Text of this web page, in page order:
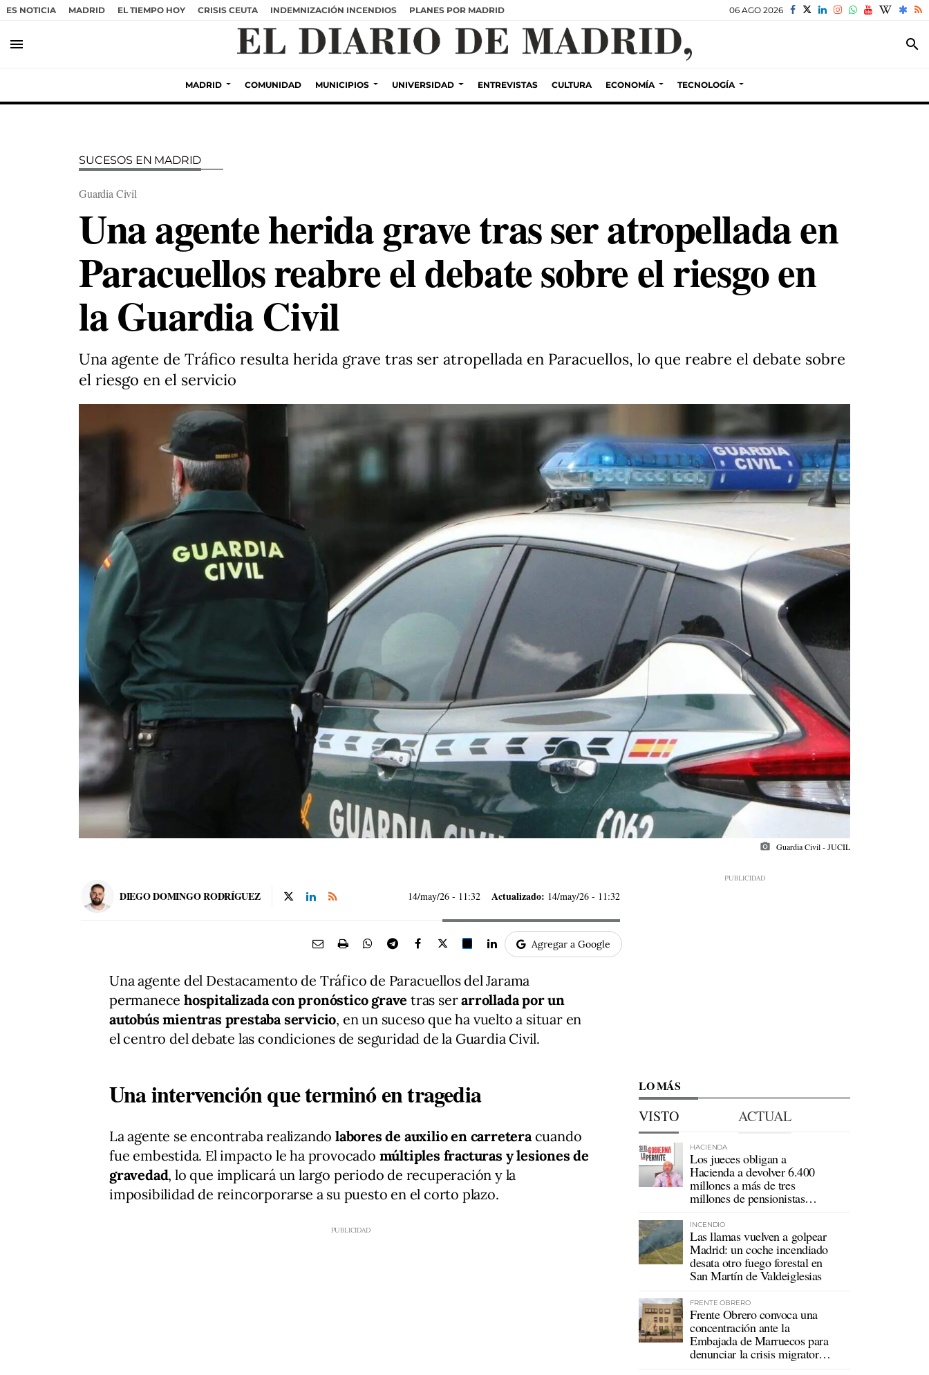
ES NOTICIA MADRID EL TIEMPO HOY CRISIS CEUTA INDEMNIZACIÓN INCENDIOS PLANES POR MADRID 06 AGO 2026
menu search
MADRID COMUNIDAD MUNICIPIOS UNIVERSIDAD ENTREVISTAS CULTURA ECONOMÍA TECNOLOGÍA
SUCESOS EN MADRID
Guardia Civil
Una agente herida grave tras ser atropellada en
Paracuellos reabre el debate sobre el riesgo en
la Guardia Civil
Una agente de Tráfico resulta herida grave tras ser atropellada en Paracuellos, lo que reabre el debate sobre
el riesgo en el servicio
photo_camera Guardia Civil - JUCIL
DIEGO DOMINGO RODRÍGUEZ 14/may/26 - 11:32 Actualizado: 14/may/26 - 11:32
Agregar a Google
Una agente del Destacamento de Tráfico de Paracuellos del Jarama
permanecehospitalizada con pronóstico grave tras serarrollada por un
autobús mientras prestaba servicio, en un suceso que ha vuelto a situar en
el centro del debate las condiciones de seguridad de la Guardia Civil.
Una intervención que terminó en tragedia
La agente se encontraba realizando labores de auxilio en carreteracuando
fue embestida. El impacto le ha provocado múltiples fracturas y lesiones de
gravedad, lo que implicará un largo periodo de recuperación y la
imposibilidad de reincorporarse a su puesto en el corto plazo.
LO MÁS
VISTO ACTUAL
HACIENDA
Los jueces obligan a
Hacienda a devolver 6.400
millones a más de tres
millones de pensionistas
INCENDIO
Las llamas vuelven a golpear
Madrid: un coche incendiado
desata otro fuego forestal en
San Martín de Valdeiglesias
FRENTE OBRERO
Frente Obrero convoca una
concentración ante la
Embajada de Marruecos para
denunciar la crisis migratoria